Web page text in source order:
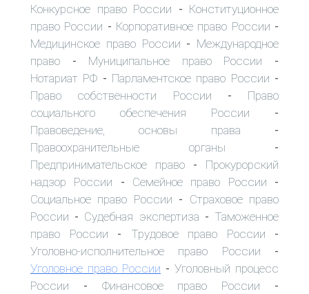
Конкурсное право России - Конституционное
право России - Корпоративное право России -
Медицинское право России - Международное
право - Муниципальное право России -
Нотариат РФ - Парламентское право России -
Право собственности России - Право
социального обеспечения России -
Правоведение, основы права -
Правоохранительные органы -
Предпринимательское право - Прокурорский
надзор России - Семейное право России -
Социальное право России - Страховое право
России - Судебная экспертиза - Таможенное
право России - Трудовое право России -
Уголовно-исполнительное право России -
Уголовное право России - Уголовный процесс
России - Финансовое право России -